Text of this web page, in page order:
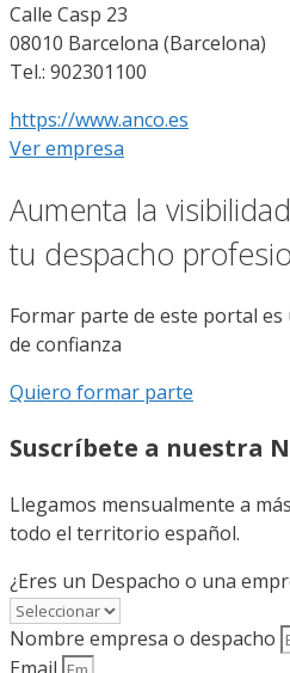
Calle Casp 23
08010 Barcelona (Barcelona)
Tel.: 902301100
https://www.anco.es
Ver empresa
Aumenta la
tu despacho
Formar parte de este portal es
de confianza
Quiero formar parte
Suscríbete a nuestra
Llegamos mensualmente a
todo el territorio español.
¿Eres un Despacho o una
Nombre empresa o despacho